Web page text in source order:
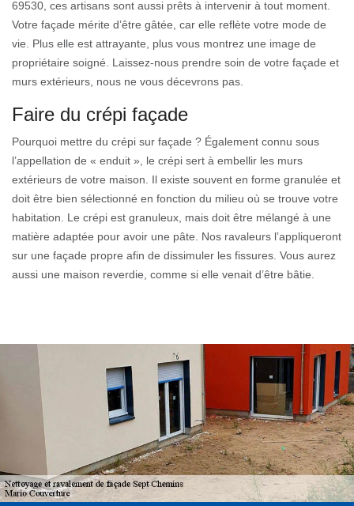
69530, ces artisans sont aussi prêts à intervenir à tout moment.
Votre façade mérite d’être gâtée, car elle reflète votre mode de
vie. Plus elle est attrayante, plus vous montrez une image de
propriétaire soigné. Laissez-nous prendre soin de votre façade et
murs extérieurs, nous ne vous décevrons pas.
Faire du crépi façade
Pourquoi mettre du crépi sur façade ? Également connu sous
l’appellation de « enduit », le crépi sert à embellir les murs
extérieurs de votre maison. Il existe souvent en forme granulée et
doit être bien sélectionné en fonction du milieu où se trouve votre
habitation. Le crépi est granuleux, mais doit être mélangé à une
matière adaptée pour avoir une pâte. Nos ravaleurs l’appliqueront
sur une façade propre afin de dissimuler les fissures. Vous aurez
aussi une maison reverdie, comme si elle venait d’être bâtie.